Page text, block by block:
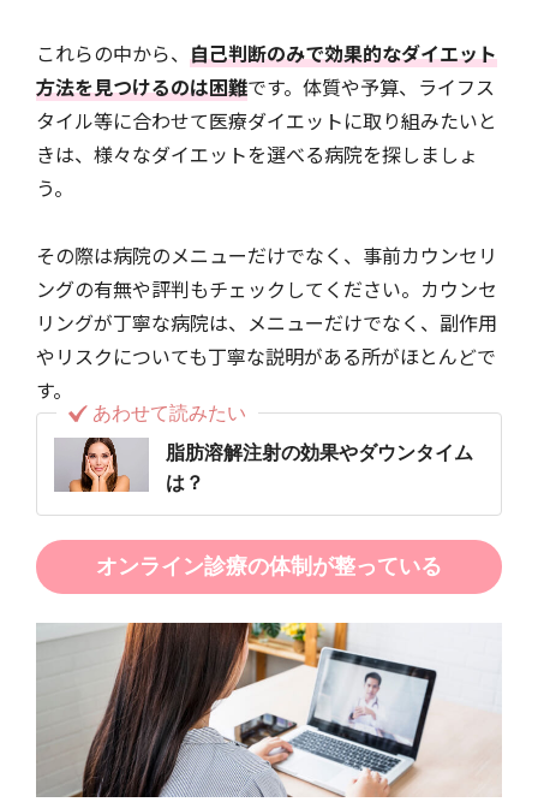
これらの中から、 自己判断のみで効果的なダイエット
方法を見つけるのは困難です。体質や予算、ライフス
タイル等に合わせて医療ダイエットに取り組みたいと
きは、様々なダイエットを選べる病院を探しましょ
う。
その際は病院のメニューだけでなく、事前カウンセリ
ングの有無や評判もチェックしてください。カウンセ
リングが丁寧な病院は、メニューだけでなく、副作用
やリスクについても丁寧な説明がある所がほとんどで
す。
あわせて読みたい
脂肪溶解注射の効果やダウンタイム
は？
オンライン診療の体制が整っている